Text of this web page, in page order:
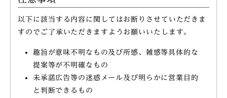
以下に該当する内容に関してはお断りさせていただきま
すのでご了承いただきますようお願いいたします。
趣旨が意味不明なもの及び所感、雑感等具体的な
提案等が不明確なもの
未承諾広告等の迷惑メール及び明らかに営業目的
と判断できるもの